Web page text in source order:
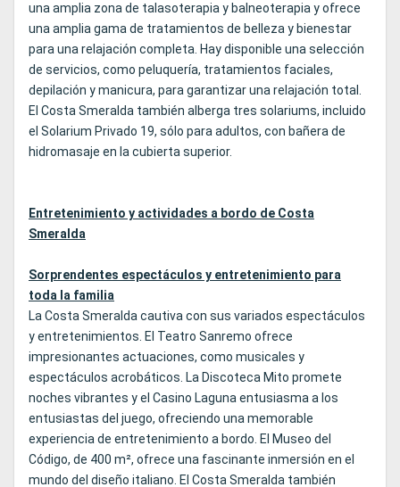
una amplia zona de talasoterapia y balneoterapia y ofrece
una amplia gama de tratamientos de belleza y bienestar
para una relajación completa. Hay disponible una selección
de servicios, como peluquería, tratamientos faciales,
depilación y manicura, para garantizar una relajación total.
El Costa Smeralda también alberga tres solariums, incluido
el Solarium Privado 19, sólo para adultos, con bañera de
hidromasaje en la cubierta superior.
Entretenimiento y actividades a bordo de Costa
Smeralda
Sorprendentes espectáculos y entretenimiento para
toda la familia
La Costa Smeralda cautiva con sus variados espectáculos
y entretenimientos. El Teatro Sanremo ofrece
impresionantes actuaciones, como musicales y
espectáculos acrobáticos. La Discoteca Mito promete
noches vibrantes y el Casino Laguna entusiasma a los
entusiastas del juego, ofreciendo una memorable
experiencia de entretenimiento a bordo. El Museo del
Código, de 400 m², ofrece una fascinante inmersión en el
mundo del diseño italiano. El Costa Smeralda también